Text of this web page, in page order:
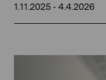
1.11.2025 - 4.4.2026